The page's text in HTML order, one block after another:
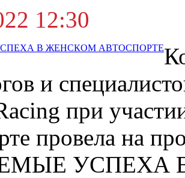
12:30
и
при
провела на
УСПЕХА